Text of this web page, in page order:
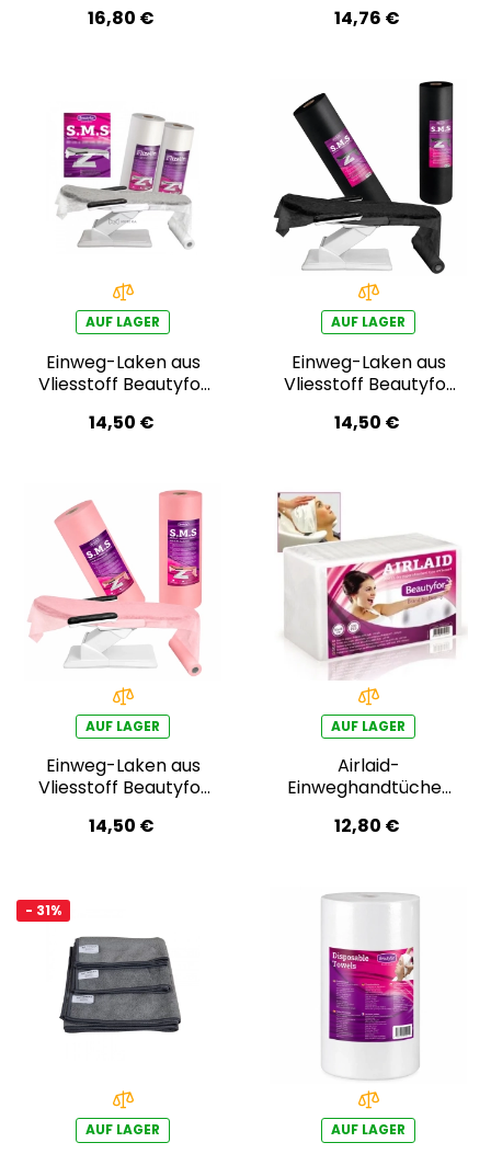
200 cm, 50 Stück
16,80 € 14,76 €
AUF LAGER
Einweg-Laken aus
Vliesstoff Beautyfor
14,50 €
AUF LAGER
Einweg-Laken aus
Vliesstoff Beautyfor
schwarz
14,50 €
AUF LAGER
Einweg-Laken aus
Vliesstoff Beautyfor
14,50 €
AUF LAGER
Airlaid-
Einweghandtücher
cm – 100 Stück
12,80 €
- 31%
AUF LAGER AUF LAGER